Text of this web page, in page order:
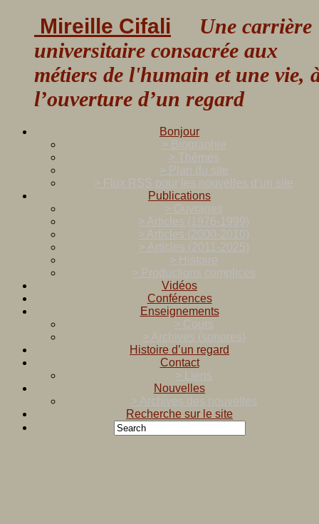
Mireille Cifali Une carrière
universitaire consacrée aux
métiers de l'humain et une vie,
l’ouverture d’un regard
Bonjour
> Biographie
> Thèmes
> Plan du site
> Flux RSS pour les nouvelles d’un site
Publications
> Ouvrages
> Articles (1976-1999)
> Articles (2000-2010)
> Articles (2011-2025)
> Histoire
> Productions complices
Vidéos
Conférences
Enseignements
> Cours
> Archives (sonores)
Histoire d’un regard
Contact
> Liens
Nouvelles
> Archives des nouvelles
Recherche sur le site